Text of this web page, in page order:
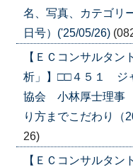
名、写真、カテゴリ
日号）('25/05/26)
【ＥＣコンサルタン
析」】□□４５１ ジ
協会 小林厚士理事
り方までこだわり（
26)
【ＥＣコンサルタン